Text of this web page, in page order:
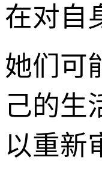
在对自
她们可
己的生
以重新